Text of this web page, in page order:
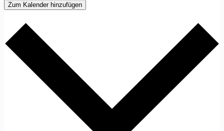
Zum Kalender hinzufügen